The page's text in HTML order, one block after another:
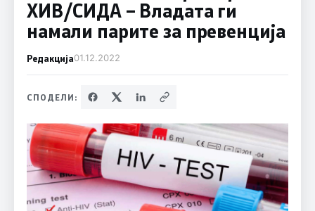
ХИВ/СИДА – Владата ги
намали парите за превенција
Редакција01.12.2022
СПОДЕЛИ: